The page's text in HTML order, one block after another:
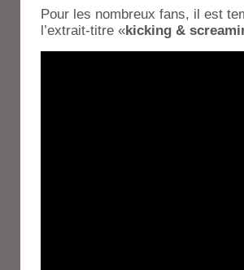
Pour les nombreux fans, il est
l’extrait-titre «kicking &